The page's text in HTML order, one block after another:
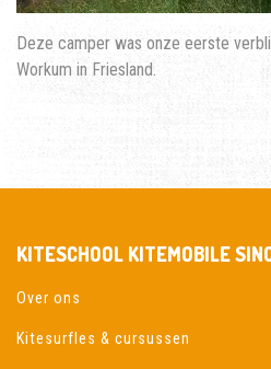
Deze camper was onze eerste
Workum in Friesland.
KITESCHOOL KITEMOBILE
Over ons
Kitesurfles & cursussen